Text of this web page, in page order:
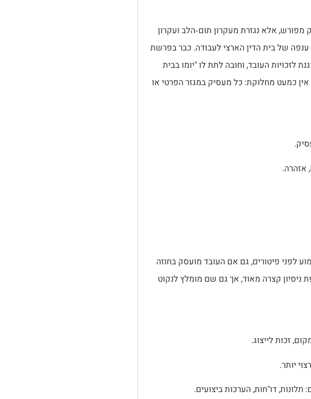
מפורש, אלא נגזרת מעקרון תום‑הלב ועקרון
החוזים ובפסיקה ענפה של בית הדין הארצי לעבודה. כבר בפרשת
לזכויות העובד, וחובה לתת לו "יומו בבית
כמעט מחלוקת: כל מעסיק במגזר הפרטי או
אזהרה.
לפני פיטורים, גם אם העובד מועסק בחוזה
ניסיון קצרה מאוד, אך גם שם מומלץ לנקוט
זכות לייצוג.
דו"חות, הערכות ביצועים.